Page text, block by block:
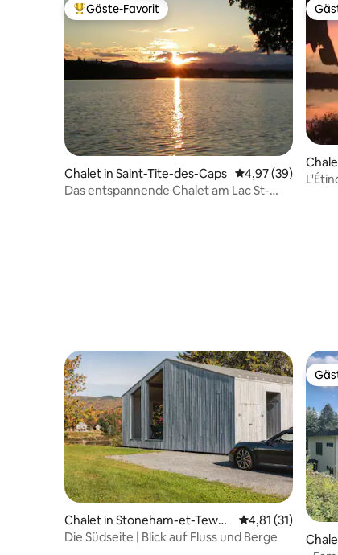
Beliebter Gäste-Favorit.
Gäste-Favorit
Chalet in Saint-Tite-des-Caps Durchschnittliche
4,97 (39)
Das entspannende Chalet am Lac St-
Chalet in Stoneham-et-Tewke
sbury
4,81 (31)
Die Südseite | Blick auf Fluss und Berge